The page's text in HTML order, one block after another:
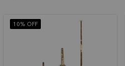
10% OFF